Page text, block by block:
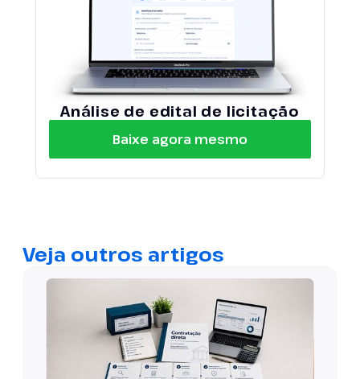
Análise de edital de licitação
Baixe agora mesmo
Veja outros artigos